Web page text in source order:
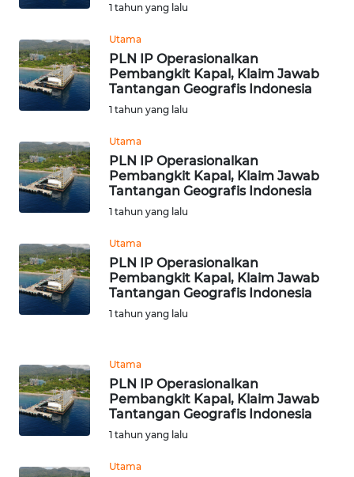
1 tahun yang lalu
Utama
PLN IP Operasionalkan
Pembangkit Kapal, Klaim Jawab
Tantangan Geografis Indonesia
1 tahun yang lalu
Utama
PLN IP Operasionalkan
Pembangkit Kapal, Klaim Jawab
Tantangan Geografis Indonesia
1 tahun yang lalu
Utama
PLN IP Operasionalkan
Pembangkit Kapal, Klaim Jawab
Tantangan Geografis Indonesia
1 tahun yang lalu
Utama
PLN IP Operasionalkan
Pembangkit Kapal, Klaim Jawab
Tantangan Geografis Indonesia
1 tahun yang lalu
Utama
PAPUA
WN
PAPUA
WN
RIAU
WN
WN
JAMBI
WN
NTB
SULTENG